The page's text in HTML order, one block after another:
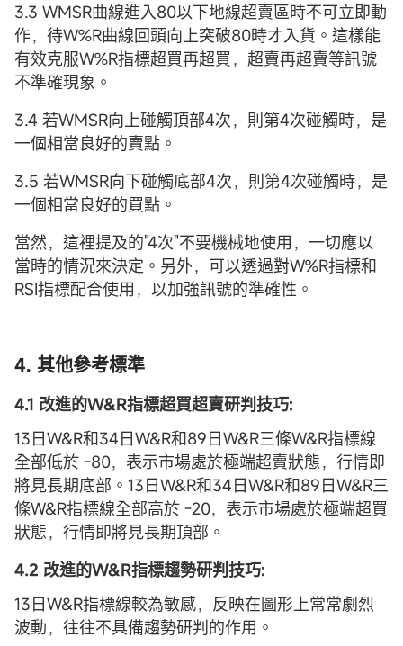
3.3 WMSR曲線進入80以下地線超賣區時不可立即動
作，待W%R曲線回頭向上突破80時才入貨。這樣能
有效克服W%R指標超買再超買，超賣再超賣等訊號
不準確現象。
3.4 若WMSR向上碰觸頂部4次，則第4次碰觸時，是
一個相當良好的賣點。
3.5 若WMSR向下碰觸底部4次，則第4次碰觸時，是
一個相當良好的買點。
當然，這裡提及的"4次"不要機械地使用，一切應以
當時的情況來決定。另外，可以透過對W%R指標和
RSI指標配合使用，以加強訊號的準確性。
4. 其他參考標準
4.1 改進的W&R指標超買超賣研判技巧:
13日W&R和34日W&R和89日W&R三條W&R指標線
全部低於 -80，表示市場處於極端超賣狀態，行情即
將見長期底部。13日W&R和34日W&R和89日W&R三
條W&R指標線全部高於 -20，表示市場處於極端超買
狀態，行情即將見長期頂部。
4.2 改進的W&R指標趨勢研判技巧:
13日W&R指標線較為敏感，反映在圖形上常常劇烈
波動，往往不具備趨勢研判的作用。